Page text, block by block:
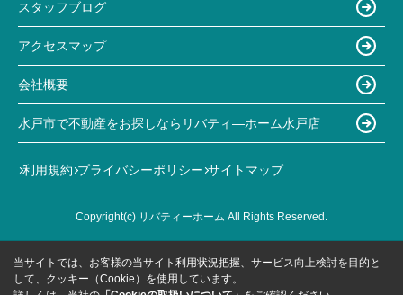
スタッフブログ
アクセスマップ
会社概要
水戸市で不動産をお探しならリバティ―ホーム水戸店
利用規約 プライバシーポリシー サイトマップ
Copyright(c) リバティーホーム All Rights Reserved.
当サイトでは、お客様の当サイト利用状況把握、サービス向上検討を目的と
して、クッキー（Cookie）を使用しています。